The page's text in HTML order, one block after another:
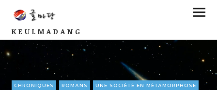
KEULMADANG
CHRONIQUES ROMANS UNE SOCIÉTÉ EN MÉTAMORPHOSE